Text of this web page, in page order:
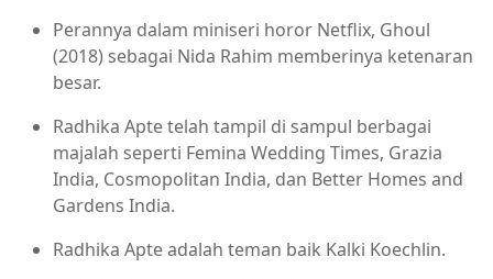
Perannya dalam miniseri horor Netflix, Ghoul
(2018) sebagai Nida Rahim memberinya ketenaran
besar.
Radhika Apte telah tampil di sampul berbagai
majalah seperti Femina Wedding Times, Grazia
India, Cosmopolitan India, dan Better Homes and
Gardens India.
Radhika Apte adalah teman baik Kalki Koechlin.